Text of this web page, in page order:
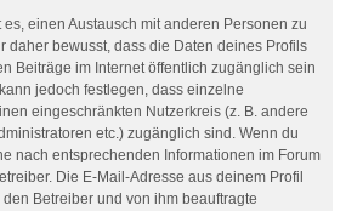
einen Austausch mit anderen Personen zu
daher bewusst, dass die Daten deines Profils
Beiträge im Internet öffentlich zugänglich sein
jedoch festlegen, dass einzelne
eingeschränkten Nutzerkreis (z. B. andere
etc.) zugänglich sind. Wenn du
nach entsprechenden Informationen im Forum
Die E-Mail-Adresse aus deinem Profil
Betreiber und von ihm beauftragte